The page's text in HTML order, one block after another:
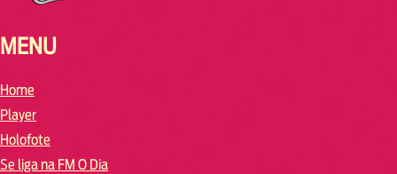
MENU
Home
Player
Holofote
Se liga na FM O Dia